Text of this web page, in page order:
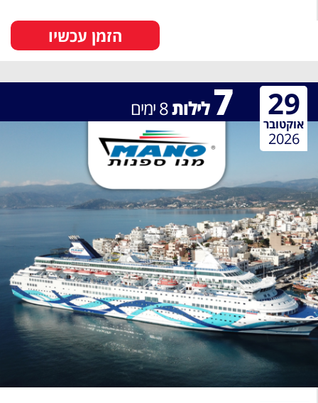
הזמן עכשיו
7 לילות8ימים 29
אוקטובר
2026